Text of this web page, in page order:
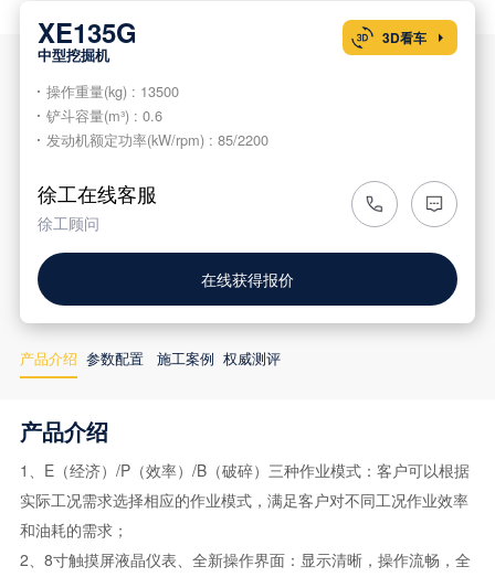
XE135G
中型挖掘机
操作重量(kg) : 13500
铲斗容量(m³) : 0.6
发动机额定功率(kW/rpm) : 85/2200
3D看车 
徐工在线客服
徐工顾问
在线获得报价
产品介绍 参数配置 施工案例 权威测评
产品介绍
1、E（经济）/P（效率）/B（破碎）三种作业模式：客户可以根据
实际工况需求选择相应的作业模式，满足客户对不同工况作业效率
和油耗的需求；
2、8寸触摸屏液晶仪表、全新操作界面：显示清晰，操作流畅，全